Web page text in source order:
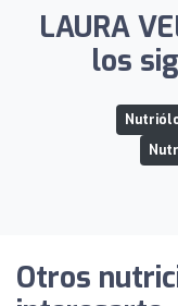
LAURA
los
Otros